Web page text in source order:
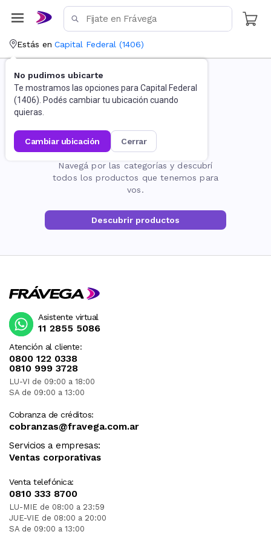
Estás en Capital Federal (1406)
No pudimos ubicarte
Te mostramos las opciones para Capital Federal
(1406). Podés cambiar tu ubicación cuando
quieras.
cambiar ubicación cerrar
La página no existe
Navegá por las categorías y descubrí
todos los productos que tenemos para
vos.
Descubrir productos
Atención al cliente:
0800 122 0338
0810 999 3728
LU-VI de 09:00 a 18:00
SA de 09:00 a 13:00
Cobranza de créditos:
cobranzas@fravega.com.ar
Servicios a empresas:
Ventas corporativas
Venta telefónica:
0810 333 8700
LU-MIE de 08:00 a 23:59
JUE-VIE de 08:00 a 20:00
SA de 09:00 a 13:00
Asistente virtual
11 2855 5086